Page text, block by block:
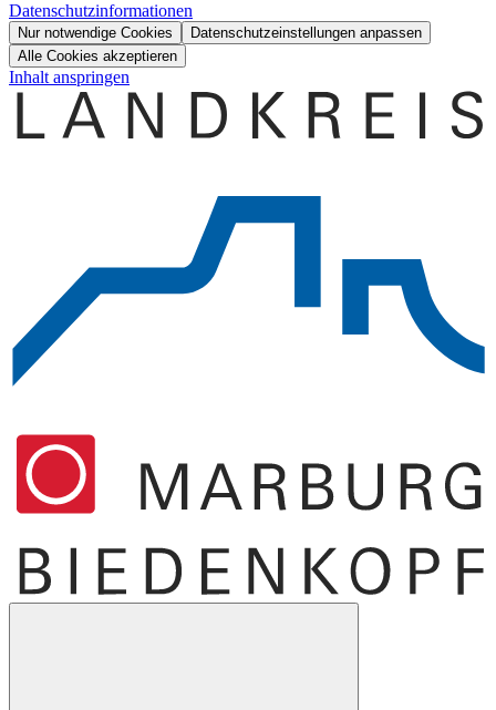
Datenschutzinformationen
Nur notwendige Cookies
Datenschutzeinstellungen anpassen
Alle Cookies akzeptieren
Inhalt anspringen